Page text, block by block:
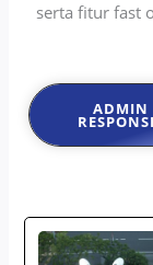
serta fitur fast
ADMIN